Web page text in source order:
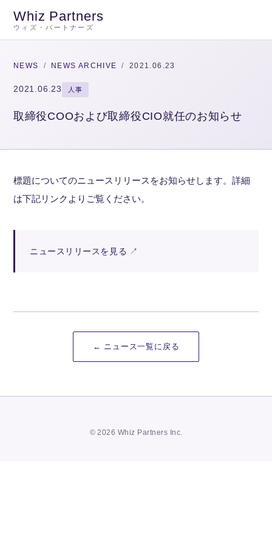
Whiz Partners
ウィズ・パートナーズ
NEWS / NEWS ARCHIVE / 2021.06.23
2021.06.23 人事
取締役COOおよび取締役CIO就任のお知らせ
標題についてのニュースリリースをお知らせします。詳細
は下記リンクよりご覧ください。
ニュースリリースを見る
← ニュース一覧に戻る
© 2026 Whiz Partners Inc.